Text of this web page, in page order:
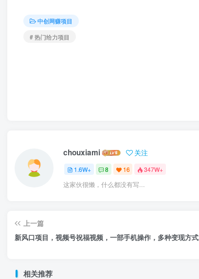
中创网赚项目
# 热门给力项目
chouxiami 关注
1.6W+ 8 16 347W+
这家伙很懒，什么都没有写...
上一篇
新风口项目，视频号祝福视频，一部手机操作，多种变现方式
相关推荐